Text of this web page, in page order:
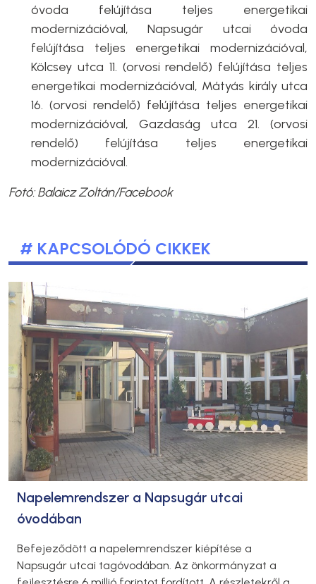
óvoda felújítása teljes energetikai
modernizációval, Napsugár utcai óvoda
felújítása teljes energetikai modernizációval,
Kölcsey utca 11. (orvosi rendelő) felújítása teljes
energetikai modernizációval, Mátyás király utca
16. (orvosi rendelő) felújítása teljes energetikai
modernizációval, Gazdaság utca 21. (orvosi
rendelő) felújítása teljes energetikai
modernizációval.
Fotó: Balaicz Zoltán/Facebook
# KAPCSOLÓDÓ CIKKEK
Napelemrendszer a Napsugár utcai
óvodában
Befejeződött a napelemrendszer kiépítése a
Napsugár utcai tagóvodában. Az önkormányzat a